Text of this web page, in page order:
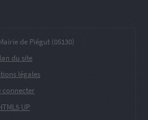
de Piégut (05130)
du site
légales
connecter
UP